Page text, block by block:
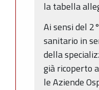
la tabella
Ai sensi del
sanitario in
della
già ricoperto
le Aziende